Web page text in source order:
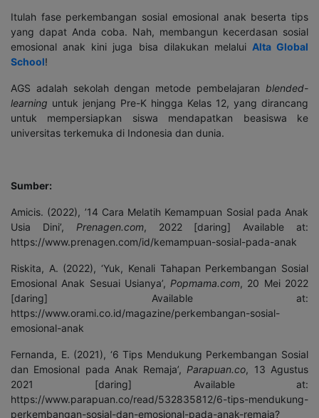
Itulah fase perkembangan sosial emosional anak beserta tips
yang dapat Anda coba. Nah, membangun kecerdasan sosial
emosional anak kini juga bisa dilakukan melalui Alta Global
School!
AGS adalah sekolah dengan metode pembelajaran blended-
learning untuk jenjang Pre-K hingga Kelas 12, yang dirancang
untuk mempersiapkan siswa mendapatkan beasiswa ke
universitas terkemuka di Indonesia dan dunia.
Sumber:
Amicis. (2022), ’14 Cara Melatih Kemampuan Sosial pada Anak
Usia Dini’, Prenagen.com, 2022 [daring] Available at:
https://www.prenagen.com/id/kemampuan-sosial-pada-anak
Riskita, A. (2022), ‘Yuk, Kenali Tahapan Perkembangan Sosial
Emosional Anak Sesuai Usianya’, Popmama.com, 20 Mei 2022
[daring] Available at:
https://www.orami.co.id/magazine/perkembangan-sosial-
emosional-anak
Fernanda, E. (2021), ‘6 Tips Mendukung Perkembangan Sosial
dan Emosional pada Anak Remaja’, Parapuan.co, 13 Agustus
2021 [daring] Available at:
https://www.parapuan.co/read/532835812/6-tips-mendukung-
perkembangan-sosial-dan-emosional-pada-anak-remaja?